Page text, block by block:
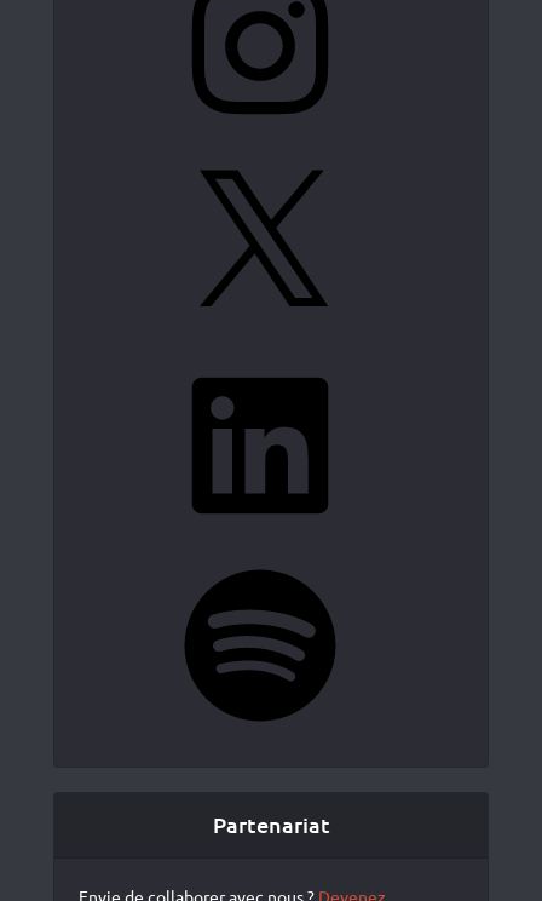
Partenariat
Envie de collaborer avec nous ? Devenez